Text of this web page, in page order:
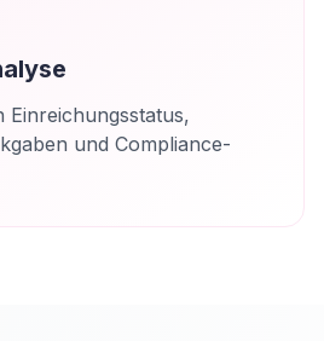
Einreichungsstatus,
und Compliance-